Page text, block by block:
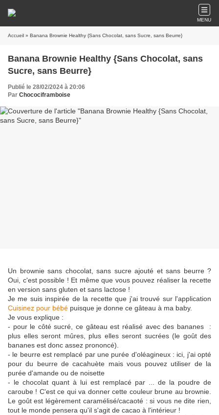
MENU
Accueil » Banana Brownie Healthy {Sans Chocolat, sans Sucre, sans Beurre}
Banana Brownie Healthy {Sans Chocolat, sans
Sucre, sans Beurre}
Publié le 28/02/2024 à 20:06
Par Chocociframboise
Un brownie sans chocolat, sans sucre ajouté et sans beurre ?
Oui, c'est possible ! Et même que vous pouvez réaliser la recette
en version sans gluten et sans lactose !
Je me suis inspirée de la recette que j'ai trouvé sur l'application
Cuisinez pour bébé puisque je donne ce gâteau à ma baby.
Je vous explique :
- pour le côté sucré, ce gâteau est réalisé avec des bananes :
plus elles seront mûres, plus elles seront sucrées (le goût des
bananes est donc assez prononcé).
- le beurre est remplacé par une purée d'oléagineux : ici, j'ai opté
pour du beurre de cacahuète mais vous pouvez utiliser de la
purée d'amande ou de noisette
- le chocolat quant à lui est remplacé par ... de la poudre de
caroube ! C'est ce qui va donner cette couleur brune au brownie.
Le goût est légèrement caramélisé/cacaoté : si vous ne dite rien,
tout le monde pensera qu'il s'agit de cacao à l'intérieur !